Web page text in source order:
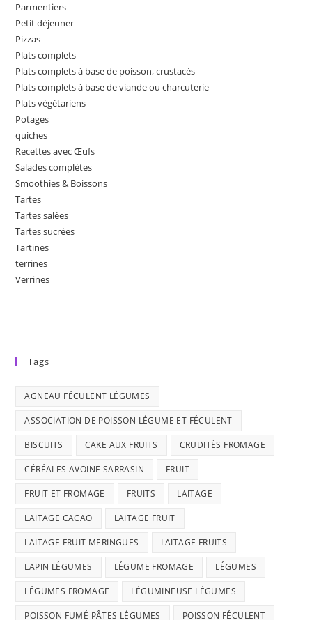
Parmentiers
Petit déjeuner
Pizzas
Plats complets
Plats complets à base de poisson, crustacés
Plats complets à base de viande ou charcuterie
Plats végétariens
Potages
quiches
Recettes avec Œufs
Salades complétes
Smoothies & Boissons
Tartes
Tartes salées
Tartes sucrées
Tartines
terrines
Verrines
Tags
AGNEAU FÉCULENT LÉGUMES
ASSOCIATION DE POISSON LÉGUME ET FÉCULENT
BISCUITS CAKE AUX FRUITS CRUDITÉS FROMAGE
CÉRÉALES AVOINE SARRASIN FRUIT
FRUIT ET FROMAGE FRUITS LAITAGE
LAITAGE CACAO LAITAGE FRUIT
LAITAGE FRUIT MERINGUES LAITAGE FRUITS
LAPIN LÉGUMES LÉGUME FROMAGE LÉGUMES
LÉGUMES FROMAGE LÉGUMINEUSE LÉGUMES
POISSON FUMÉ PÂTES LÉGUMES POISSON FÉCULENT